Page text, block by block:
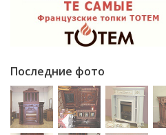
Последние фото